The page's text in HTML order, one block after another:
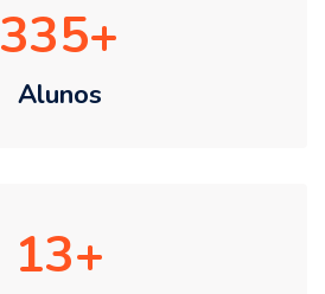
335
Alunos
13